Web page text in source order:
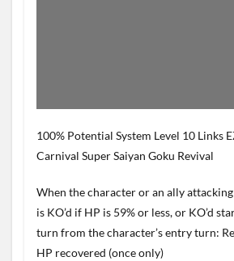
100% Potential System Level 10 Links
Carnival Super Saiyan Goku Revival
When the character or an ally
is KO’d if HP is 59% or less, or KO’d
turn from the character’s entry turn:
HP recovered (once only)